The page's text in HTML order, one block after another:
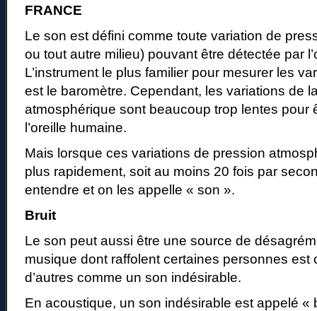
FRANCE
Le son est défini comme toute variation de
ou tout autre milieu) pouvant être détectée par
L’instrument le plus familier pour mesurer les
est le baromètre. Cependant, les variations de
atmosphérique sont beaucoup trop lentes pour
l’oreille humaine.
Mais lorsque ces variations de pression
plus rapidement, soit au moins 20 fois par
entendre et on les appelle « son ».
Bruit
Le son peut aussi être une source de
musique dont raffolent certaines personnes est
d’autres comme un son indésirable.
En acoustique, un son indésirable est appelé «